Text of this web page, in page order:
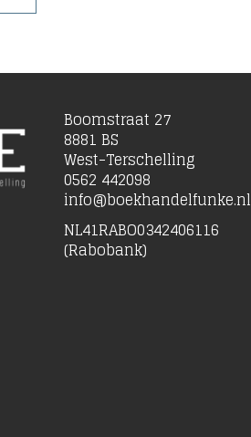
Boomstraat 27
8881 BS
West-Terschelling
0562 442098
info@boekhandelfunke.nl
NL41RABO0342406116
(Rabobank)